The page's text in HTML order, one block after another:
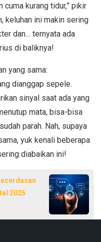
cuma kurang tidur,” pikir
keluhan ini makin sering
dan… ternyata ada
di baliknya!
yang sama:
dianggap sepele.
sinyal saat ada yang
mata, bisa-bisa
parah. Nah, supaya
yuk kenali beberapa
diabaikan ini!
2025